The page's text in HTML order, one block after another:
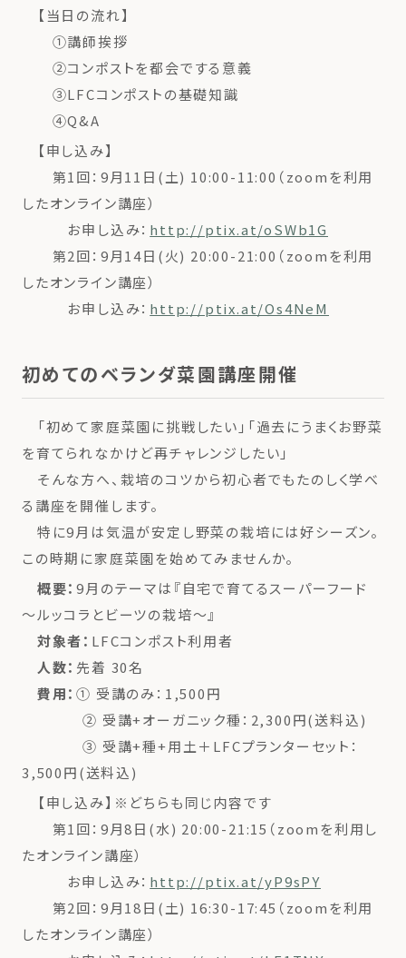
【当日の流れ】
①講師挨拶
②コンポストを都会でする意義
③LFCコンポストの基礎知識
④Q&A
【申し込み】
第1回：9月11日(土) 10:00-11:00（zoomを利用
したオンライン講座）
お申し込み： http://ptix.at/oSWb1G
第2回：9月14日(火) 20:00-21:00（zoomを利用
したオンライン講座）
お申し込み： http://ptix.at/Os4NeM
初めてのベランダ菜園講座開催
「初めて家庭菜園に挑戦したい」「過去にうまくお野菜
を育てられなかけど再チャレンジしたい」
そんな方へ、栽培のコツから初心者でもたのしく学べ
る講座を開催します。
特に9月は気温が安定し野菜の栽培には好シーズン。
この時期に家庭菜園を始めてみませんか。
概要：9月のテーマは『自宅で育てるスーパーフード
〜ルッコラとビーツの栽培〜』
対象者： LFCコンポスト利用者
人数： 先着 30名
費用：① 受講のみ：1,500円
② 受講+オーガニック種：2,300円(送料込)
③ 受講+種+用土＋LFCプランターセット：
3,500円(送料込)
【申し込み】※どちらも同じ内容です
第1回：9月8日(水) 20:00-21:15（zoomを利用し
たオンライン講座）
お申し込み： http://ptix.at/yP9sPY
第2回：9月18日(土) 16:30-17:45（zoomを利用
したオンライン講座）